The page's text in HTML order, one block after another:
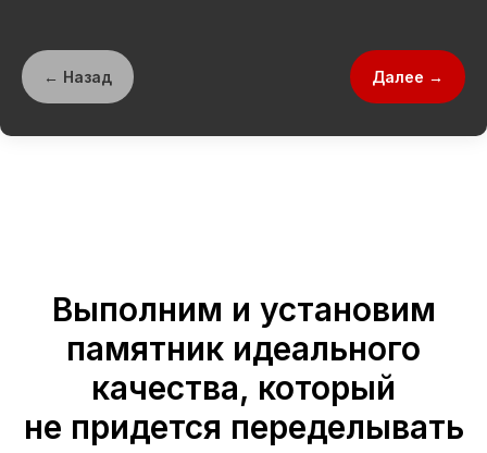
← Назад Далее →
Выполним и установим
памятник идеального
качества, который
не придется переделывать